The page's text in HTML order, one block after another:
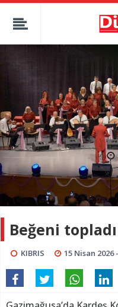
Beğeni topladı
KIBRIS 15 Nisan 2026